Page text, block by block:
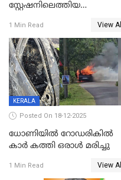
സ്റ്റേഷനിലെത്തിയ
കരണത്തടിച്ചു; CC ടിവി
ദൃശ്യങ്ങൾ പുറത്ത്
1 Min Read View All
KERALA
Posted On 18-12-2025
ധോണിയിൽ റോഡരികിൽ
കാർ കത്തി ഒരാൾ മരിച്ചു
1 Min Read View All